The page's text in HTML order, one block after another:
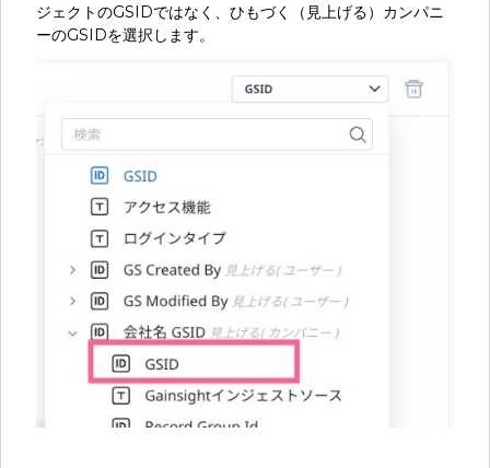
ジェクトのGSIDではなく、ひもづく（見上げる）カンパニ
ーのGSIDを選択します。